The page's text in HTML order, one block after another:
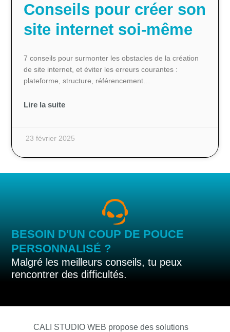
Conseils pour créer son
site internet soi-même
7 conseils pour surmonter les obstacles de la création
de site internet, et éviter les erreurs courantes :
plateforme, structure, référencement…
Lire la suite
23 février 2025
BESOIN D'UN COUP DE POUCE
PERSONNALISÉ ?
Malgré les meilleurs conseils, tu peux
rencontrer des difficultés.
CALI STUDIO WEB propose des solutions